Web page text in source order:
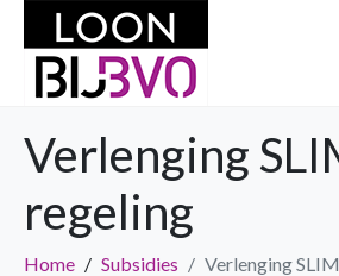
Verlenging
regeling
Home Subsidies Verlenging